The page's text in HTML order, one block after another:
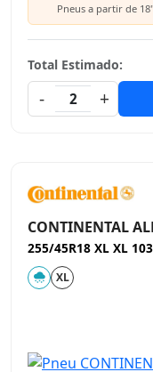
Pneus a partir de 18"
Total Estimado:
-
2 +
CONTINENTAL
255/45R18 XL XL
XL